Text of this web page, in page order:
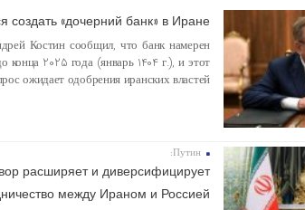
создать «дочерний банк» в Иране
Костин сообщил, что банк намерен
конца 2025 года (январь 1404 г.), и этот
ожидает одобрения иранских властей.
расширяет и диверсифицирует
между Ираном и Россией